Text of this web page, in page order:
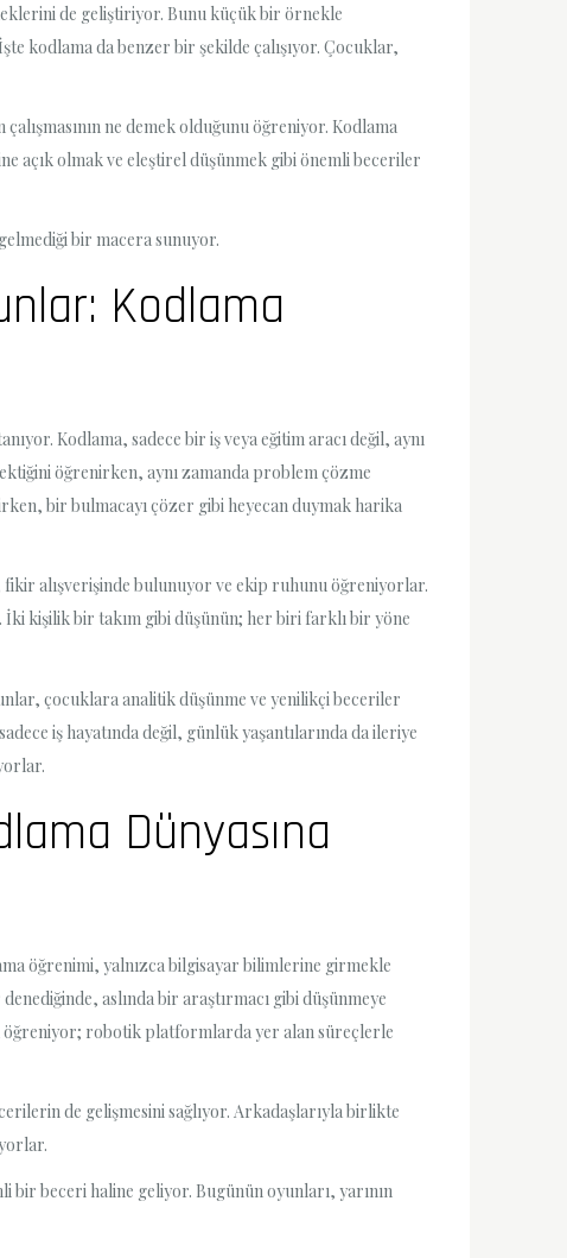
de geliştiriyor. Bunu küçük bir örnekle
kodlama da benzer bir şekilde çalışıyor. Çocuklar,
ne demek olduğunu öğreniyor. Kodlama
açık olmak ve eleştirel düşünmek gibi önemli beceriler
bir macera sunuyor.
Kodlama
Kodlama, sadece bir iş veya eğitim aracı değil, aynı
öğrenirken, aynı zamanda problem çözme
bir bulmacayı çözer gibi heyecan duymak harika
alışverişinde bulunuyor ve ekip ruhunu öğreniyorlar.
kişilik bir takım gibi düşünün; her biri farklı bir yöne
çocuklara analitik düşünme ve yenilikçi beceriler
iş hayatında değil, günlük yaşantılarında da ileriye
Dünyasına
öğrenimi, yalnızca bilgisayar bilimlerine girmekle
aslında bir araştırmacı gibi düşünmeye
öğreniyor; robotik platformlarda yer alan süreçlerle
de gelişmesini sağlıyor. Arkadaşlarıyla birlikte
bir beceri haline geliyor. Bugünün oyunları, yarının